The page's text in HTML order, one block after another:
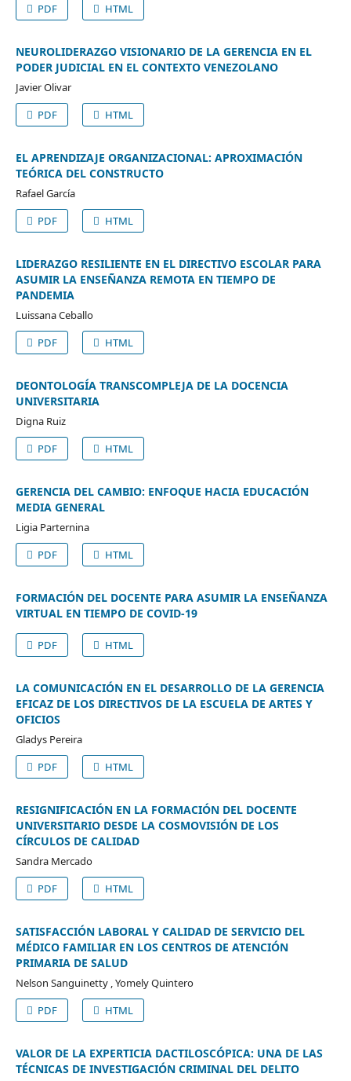
PDF
HTML
NEUROLIDERAZGO VISIONARIO DE LA GERENCIA EN EL
PODER JUDICIAL EN EL CONTEXTO VENEZOLANO
Javier Olivar
PDF
HTML
EL APRENDIZAJE ORGANIZACIONAL: APROXIMACIÓN
TEÓRICA DEL CONSTRUCTO
Rafael García
PDF
HTML
LIDERAZGO RESILIENTE EN EL DIRECTIVO ESCOLAR PARA
ASUMIR LA ENSEÑANZA REMOTA EN TIEMPO DE
PANDEMIA
Luissana Ceballo
PDF
HTML
DEONTOLOGÍA TRANSCOMPLEJA DE LA DOCENCIA
UNIVERSITARIA
Digna Ruiz
PDF
HTML
GERENCIA DEL CAMBIO: ENFOQUE HACIA EDUCACIÓN
MEDIA GENERAL
Ligia Parternina
PDF
HTML
FORMACIÓN DEL DOCENTE PARA ASUMIR LA ENSEÑANZA
VIRTUAL EN TIEMPO DE COVID-19
PDF HTML
LA COMUNICACIÓN EN EL DESARROLLO DE LA GERENCIA
EFICAZ DE LOS DIRECTIVOS DE LA ESCUELA DE ARTES Y
OFICIOS
Gladys Pereira
PDF
HTML
RESIGNIFICACIÓN EN LA FORMACIÓN DEL DOCENTE
UNIVERSITARIO DESDE LA COSMOVISIÓN DE LOS
CÍRCULOS DE CALIDAD
Sandra Mercado
PDF
HTML
SATISFACCIÓN LABORAL Y CALIDAD DE SERVICIO DEL
MÉDICO FAMILIAR EN LOS CENTROS DE ATENCIÓN
PRIMARIA DE SALUD
Nelson Sanguinetty , Yomely Quintero
PDF
HTML
VALOR DE LA EXPERTICIA DACTILOSCÓPICA: UNA DE LAS
TÉCNICAS DE INVESTIGACIÓN CRIMINAL DEL DELITO